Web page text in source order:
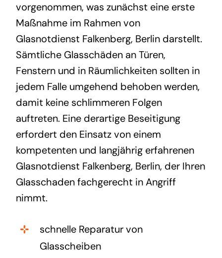
vorgenommen, was zunächst eine erste
Maßnahme im Rahmen von
Glasnotdienst Falkenberg, Berlin darstellt.
Sämtliche Glasschäden an Türen,
Fenstern und in Räumlichkeiten sollten in
jedem Falle umgehend behoben werden,
damit keine schlimmeren Folgen
auftreten. Eine derartige Beseitigung
erfordert den Einsatz von einem
kompetenten und langjährig erfahrenen
Glasnotdienst Falkenberg, Berlin, der Ihren
Glasschaden fachgerecht in Angriff
nimmt.
schnelle Reparatur von
Glasscheiben